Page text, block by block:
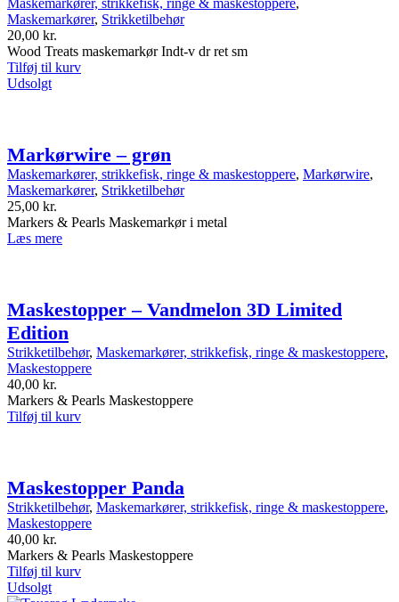
Maskemarkører, Strikketilbehør
20,00 kr.
Wood Treats maskemarkør Indt-v dr ret sm
Tilføj til kurv
Udsolgt
Markørwire – grøn
Maskemarkører, strikkefisk, ringe & maskestoppere, Markørwire,
Maskemarkører, Strikketilbehør
25,00 kr.
Markers & Pearls Maskemarkør i metal
Læs mere
Maskestopper – Vandmelon 3D Limited
Edition
Strikketilbehør, Maskemarkører, strikkefisk, ringe & maskestoppere,
Maskestoppere
40,00 kr.
Markers & Pearls Maskestoppere
Tilføj til kurv
Maskestopper Panda
Strikketilbehør, Maskemarkører, strikkefisk, ringe & maskestoppere,
Maskestoppere
40,00 kr.
Markers & Pearls Maskestoppere
Tilføj til kurv
Udsolgt